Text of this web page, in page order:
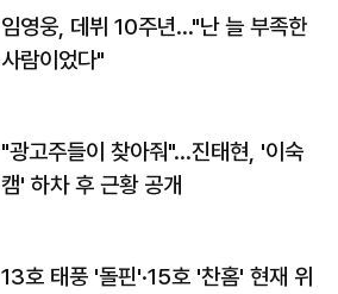
임영웅, 데뷔 10주년…"난 늘 부족한
사람이었다"
"광고주들이 찾아줘"…진태현, '이숙
캠' 하차 후 근황 공개
13호 태풍 '돌핀'·15호 '찬홈' 현재 위